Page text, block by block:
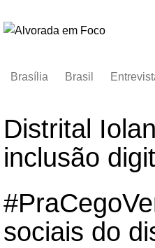
Brasília
Brasil
Distrital
inclusão
sociais do